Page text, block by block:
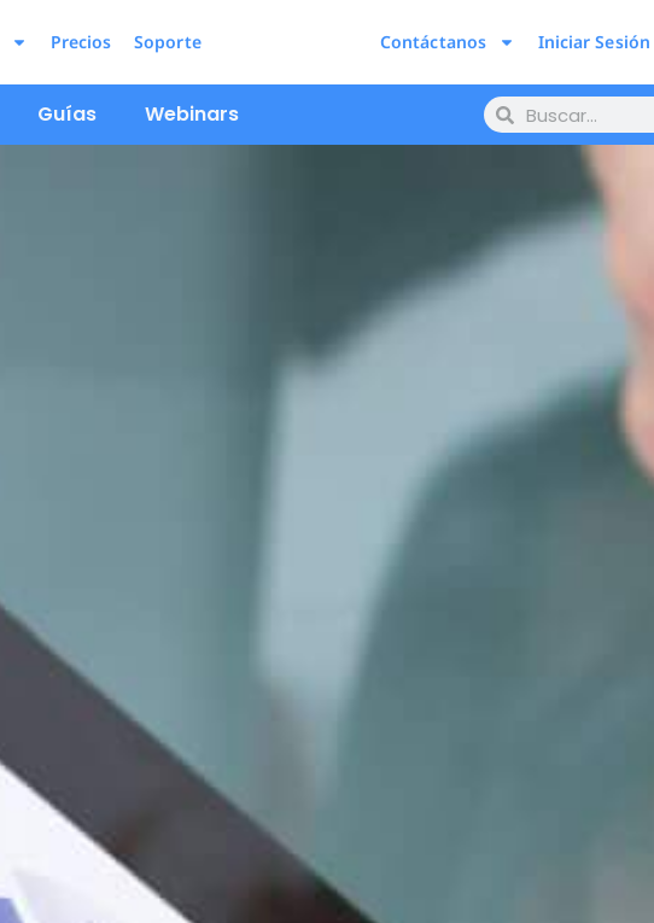
Precios Soporte Contáctanos Iniciar Sesión
Guías Webinars